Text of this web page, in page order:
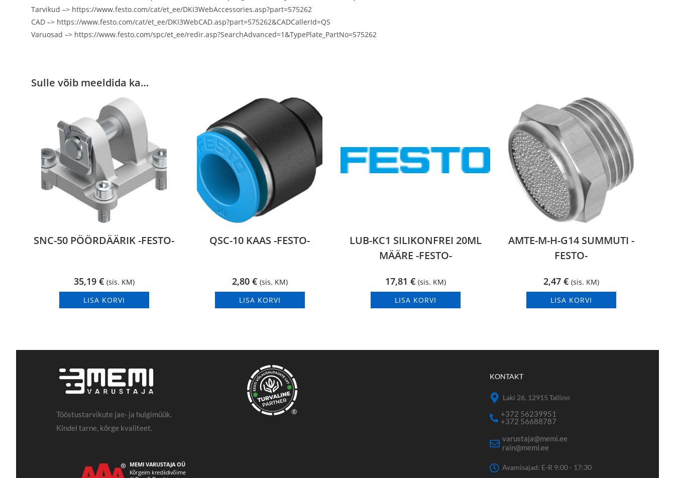
Tarvikud –> https://www.festo.com/cat/et_ee/DKI3WebAccessories.asp?part=575262
CAD –> https://www.festo.com/cat/et_ee/DKI3WebCAD.asp?part=575262&CADCallerId=QS
Varuosad –> https://www.festo.com/spc/et_ee/redir.asp?SearchAdvanced=1&TypePlate_PartNo=575262
Sulle võib meeldida ka…
SNC-50 PÖÖRDÄÄRIK -FESTO-
35,19 € (sis. KM)
LISA KORVI
QSC-10 KAAS -FESTO-
2,80 € (sis. KM)
LISA KORVI
LUB-KC1 SILIKONFREI 20ML
MÄÄRE -FESTO-
17,81 € (sis. KM)
LISA KORVI
AMTE-M-H-G14 SUMMUTI -
FESTO-
2,47 € (sis. KM)
LISA KORVI
Tööstustarvikute jae- ja hulgimüük.
Kindel tarne, kõrge kvaliteet.
®
KONTAKT
Laki 26, 12915 Tallinn
+372 56239951
+372 56688787
varustaja@memi.ee
rain@memi.ee
Avamisajad: E-R 9:00 - 17:30